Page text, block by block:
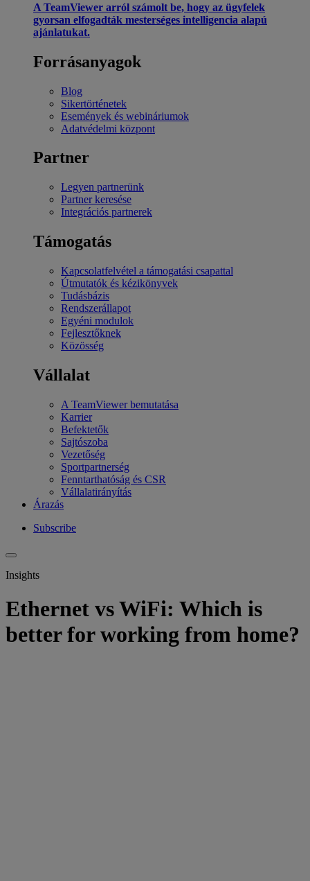
A TeamViewer arról számolt be, hogy az ügyfelek
gyorsan elfogadták mesterséges intelligencia alapú
ajánlatukat.
Forrásanyagok
Blog
Sikertörténetek
Események és webináriumok
Adatvédelmi központ
Partner
Legyen partnerünk
Partner keresése
Integrációs partnerek
Támogatás
Kapcsolatfelvétel a támogatási csapattal
Útmutatók és kézikönyvek
Tudásbázis
Rendszerállapot
Egyéni modulok
Fejlesztőknek
Közösség
Vállalat
A TeamViewer bemutatása
Karrier
Befektetők
Sajtószoba
Vezetőség
Sportpartnerség
Fenntarthatóság és CSR
Vállalatirányítás
Árazás
Subscribe
Insights
Ethernet vs WiFi: Which is
better for working from home?